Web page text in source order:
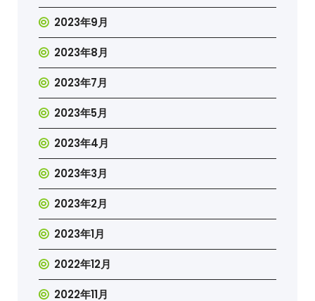
2023年9月
2023年8月
2023年7月
2023年5月
2023年4月
2023年3月
2023年2月
2023年1月
2022年12月
2022年11月